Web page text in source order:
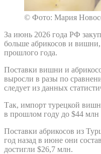
© Фото: Мария
За июнь 2026 года РФ
больше абрикосов и
прошлого года.
Поставки вишни и
выросли в разы по
следует из данных
Так, импорт турецкой
в прошлом году до $44
Поставки абрикосов из
год назад в июне они
достигли $26,7 млн.